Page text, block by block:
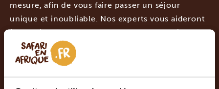
mesure, afin de vous faire passer un séjour
unique et inoubliable. Nos experts vous aideront
à organiser le plus beau voyage de votre vie.